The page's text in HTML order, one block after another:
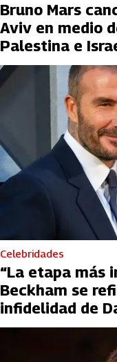
Bruno Mars
Aviv en medio
Palestina e
Celebridades
“La etapa más
Beckham se
infidelidad de